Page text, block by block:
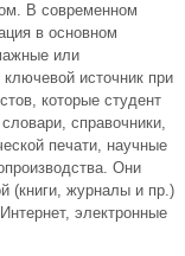
В современном
в основном
или
источник при
которые студент
справочники,
печати, научные
Они
(книги, журналы и пр.)
электронные